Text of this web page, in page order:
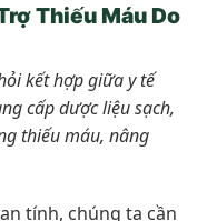
Thiếu Máu Do
kết hợp giữa y tế
cấp dược liệu sạch,
thiếu máu, nâng
tính, chúng ta cần